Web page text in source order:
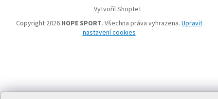
Vytvořil Shoptet
Copyright 2026 HOPE SPORT. Všechna práva vyhrazena. Upravit
nastavení cookies